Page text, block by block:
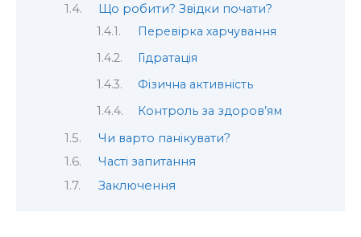
Що робити? Звідки почати?
Перевірка харчування
Гідратація
Фізична активність
Контроль за здоров’ям
Чи варто панікувати?
Часті запитання
Заключення